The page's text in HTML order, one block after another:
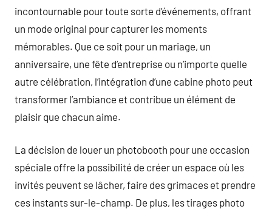
incontournable pour toute sorte d’événements, offrant
un mode original pour capturer les moments
mémorables. Que ce soit pour un mariage, un
anniversaire, une fête d’entreprise ou n’importe quelle
autre célébration, l’intégration d’une cabine photo peut
transformer l’ambiance et contribue un élément de
plaisir que chacun aime.
La décision de louer un photobooth pour une occasion
spéciale offre la possibilité de créer un espace où les
invités peuvent se lâcher, faire des grimaces et prendre
ces instants sur-le-champ. De plus, les tirages photo